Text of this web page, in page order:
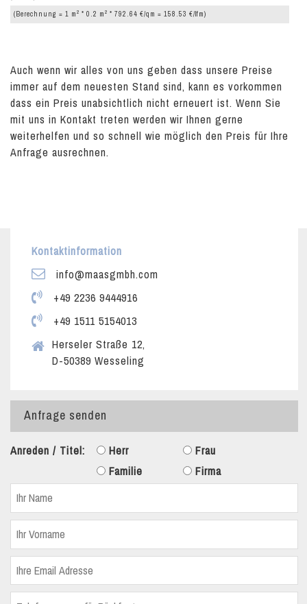
(Berechnung = 1 m 2 * 0.2 m 2 * 792.64 €/qm = 158.53 €/lfm)
Auch wenn wir alles von uns geben dass unsere Preise
immer auf dem neuesten Stand sind, kann es vorkommen
dass ein Preis unabsichtlich nicht erneuert ist. Wenn Sie
mit uns in Kontakt treten werden wir Ihnen gerne
weiterhelfen und so schnell wie möglich den Preis für Ihre
Anfrage ausrechnen.
Kontaktinformation
info@maasgmbh.com
+49 2236 9444916
+49 1511 5154013
Herseler Straße 12,
D-50389 Wesseling
Anfrage senden
Anreden / Titel: Herr
Frau
Familie
Firma